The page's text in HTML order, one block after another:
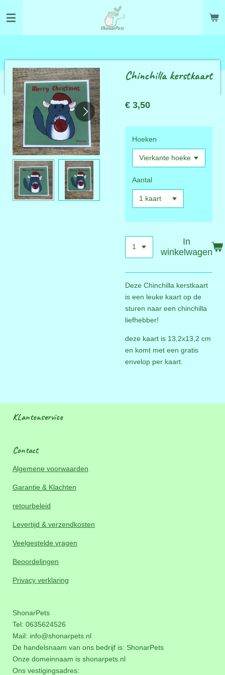
direct
Chinchilla kerstkaart
€ 3,50
Hoeken
Aantal
In
winkelwagen
Deze Chinchilla kerstkaart
is een leuke kaart op de
sturen naar een chinchilla
liefhebber!
deze kaart is 13,2x13,2 cm
en komt met een gratis
envelop per kaart.
KLantenservice
Contact
Algemene voorwaarden
Garantie & Klachten
retourbeleid
Levertijd & verzendkosten
Veelgestelde vragen
Beoordelingen
Privacy verklaring
ShonarPets
Tel: 0635624526
Mail: info@shonarpets.nl
De handelsnaam van ons bedrijf is: ShonarPets
Onze domeinnaam is shonarpets.nl
Ons vestigingsadres: